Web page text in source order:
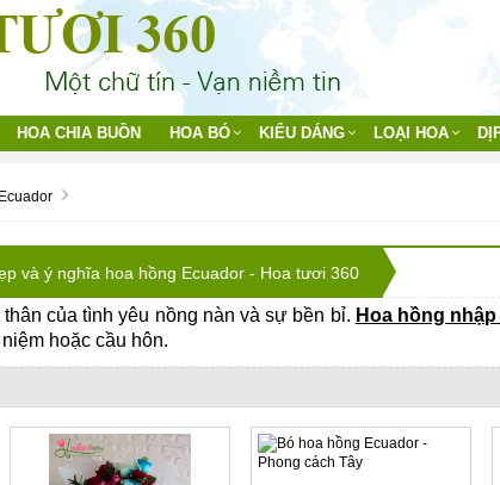
HOA CHIA BUỒN HOA BÓ KIỂU DÁNG LOẠI HOA
và ý nghĩa hoa hồng Ecuador - Hoa tươi 360
thân của tình yêu nồng nàn và sự bền bỉ. Hoa hồng
hoặc cầu hôn.